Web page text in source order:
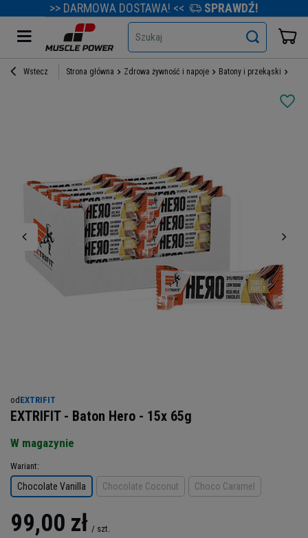
>> DARMOWA DOSTAWA! << SPRAWDŹ!
Szukaj
Wstecz Strona główna Zdrowa żywność i napoje Batony i przekąski
od EXTRIFIT
EXTRIFIT - Baton Hero - 15x 65g
W magazynie
Wariant
Chocolate Vanilla Chocolate Coconut Choco Caramel
99,00 zł / szt.